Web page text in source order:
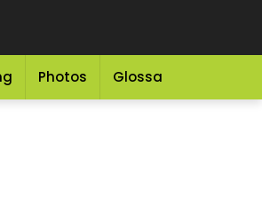
Photos Glossary